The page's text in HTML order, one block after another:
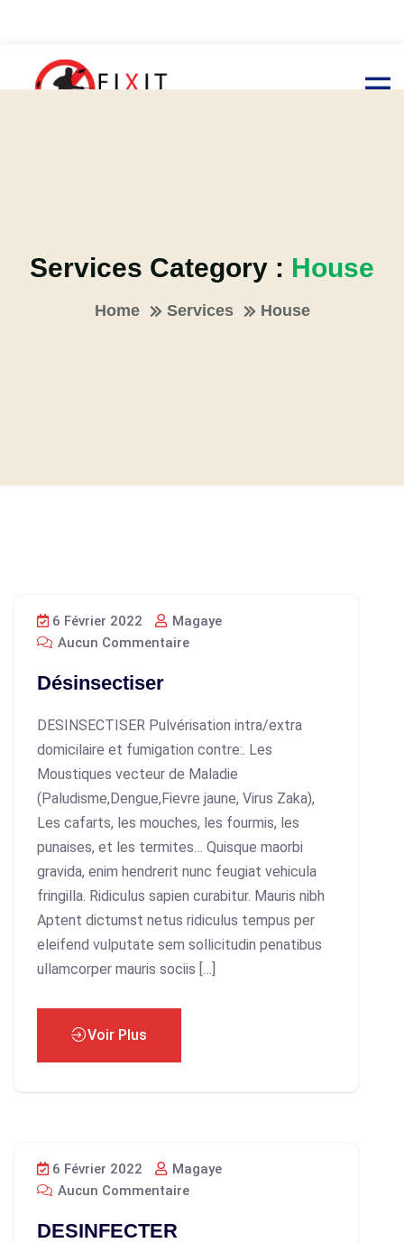
Services Category : House
Home Services House
6 Février 2022
Magaye
Aucun Commentaire
Désinsectiser
DESINSECTISER Pulvérisation intra/extra
domicilaire et fumigation contre:. Les
Moustiques vecteur de Maladie
(Paludisme,Dengue,Fievre jaune, Virus Zaka),
Les cafarts, les mouches, les fourmis, les
punaises, et les termites… Quisque maorbi
gravida, enim hendrerit nunc feugiat vehicula
fringilla. Ridiculus sapien curabitur. Mauris nibh
Aptent dictumst netus ridiculus tempus per
eleifend vulputate sem sollicitudin penatibus
ullamcorper mauris sociis […]
Voir Plus
6 Février 2022
Magaye
Aucun Commentaire
DESINFECTER